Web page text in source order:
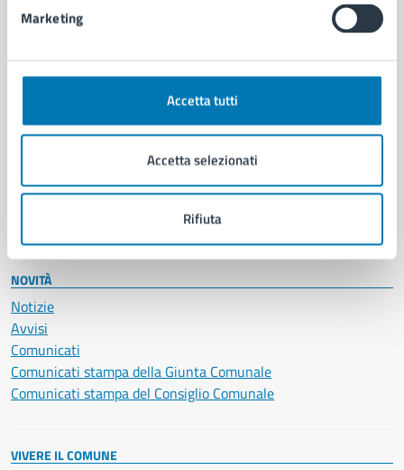
Marketing
Accetta tutti
Accetta selezionati
Rifiuta
Anagrafe e stato civile
Giustizia e sicurezza pubblica
Servizi Cimiteriali
NOVITÀ
Notizie
Avvisi
Comunicati
Comunicati stampa della Giunta Comunale
Comunicati stampa del Consiglio Comunale
VIVERE IL COMUNE